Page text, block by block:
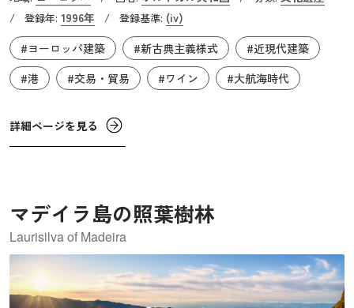
ポルトには12世紀以来、ポルトガル経済を支えた商人たち
が築いた数多くの建造物が残っています。建造物にはロマ
ネスクやゴシック、ルネサンス、バロック、新古典主義、
近代といった時代を超えた様々な建築様式が存在していま
す。世界遺産に登録されているのはフェルナンド王の市壁
の内側の部分です。
/ 登録年: 1996年 / 登録基準: (iv)
#ヨーロッパ建築
#新古典主義様式
#近現代建築
#港
#交易・貿易 #ワイン #大航海時代
詳細ページを見る
マデイラ島の照葉樹林
Laurisilva of Madeira